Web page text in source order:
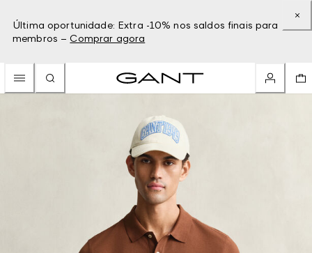
Última oportunidade: Extra -10% nos saldos finais para
membros – Comprar agora